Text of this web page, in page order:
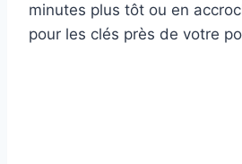
minutes plus tôt ou en
pour les clés près de votre